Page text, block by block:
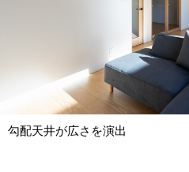
勾配天井が広さを演出